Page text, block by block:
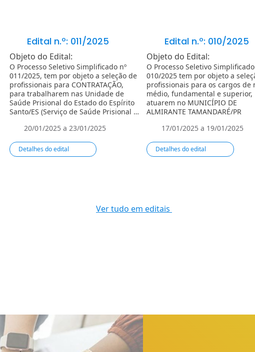
Edital n.º: 011/2025
Objeto do Edital:
O Processo Seletivo Simplificado nº
011/2025, tem por objeto a seleção de
profissionais para CONTRATAÇÃO,
para trabalharem nas Unidade de
Saúde Prisional do Estado do Espírito
Santo/ES (Serviço de Saúde Prisional –
20/01/2025 a 23/01/2025
Detalhes do edital
Edital n.º: 010/2025
Objeto do Edital:
O Processo Seletivo
010/2025 tem por objeto a
profissionais para os cargos de
médio, fundamental e superior,
atuarem no MUNICÍPIO DE
ALMIRANTE TAMANDARÉ/PR
17/01/2025 a 19/01/2025
Detalhes do edital
Ver tudo em editais